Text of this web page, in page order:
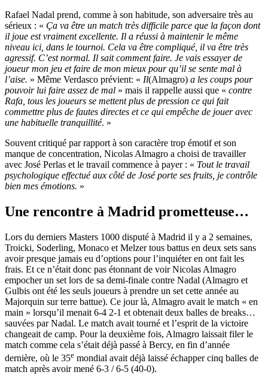
Rafael Nadal prend, comme à son habitude, son adversaire très au
sérieux : « Ça va être un match très difficile parce que la façon dont
il joue est vraiment excellente. Il a réussi à maintenir le même
niveau ici, dans le tournoi. Cela va être compliqué, il va être très
agressif. C’est normal. Il sait comment faire. Je vais essayer de
joueur mon jeu et faire de mon mieux pour qu’il se sente mal à
l’aise. » Même Verdasco prévient: « Il(Almagro) a les coups pour
pouvoir lui faire assez de mal » mais il rappelle aussi que « contre
Rafa, tous les joueurs se mettent plus de pression ce qui fait
commettre plus de fautes directes et ce qui empêche de jouer avec
une habituelle tranquillité. »
Souvent critiqué par rapport à son caractère trop émotif et son
manque de concentration, Nicolas Almagro a choisi de travailler
avec José Perlas et le travail commence à payer : « Tout le travail
psychologique effectué aux côté de José porte ses fruits, je contrôle
bien mes émotions. »
Une rencontre à Madrid prometteuse…
Lors du derniers Masters 1000 disputé à Madrid il y a 2 semaines,
Troicki, Soderling, Monaco et Melzer tous battus en deux sets sans
avoir presque jamais eu d’options pour l’inquiéter en ont fait les
frais. Et ce n’était donc pas étonnant de voir Nicolas Almagro
empocher un set lors de sa demi-finale contre Nadal (Almagro et
Gulbis ont été les seuls joueurs à prendre un set cette année au
Majorquin sur terre battue). Ce jour là, Almagro avait le match « en
main » lorsqu’il menait 6-4 2-1 et obtenait deux balles de breaks…
sauvées par Nadal. Le match avait tourné et l’esprit de la victoire
changeait de camp. Pour la deuxième fois, Almagro laissait filer le
match comme cela s’était déjà passé à Bercy, en fin d’année
dernière, où le 35e mondial avait déjà laissé échapper cinq balles de
match après avoir mené 6-3 / 6-5 (40-0).